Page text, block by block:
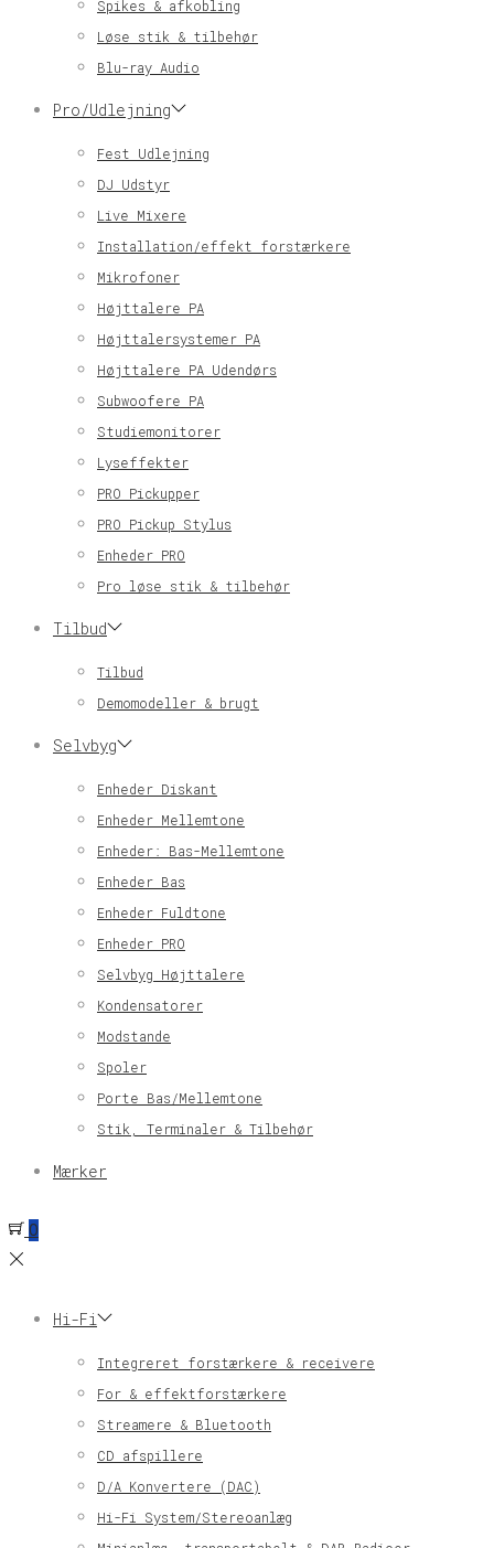
Spikes & afkobling
Løse stik & tilbehør
Blu-ray Audio
Pro/Udlejning
Fest Udlejning
DJ Udstyr
Live Mixere
Installation/effekt forstærkere
Mikrofoner
Højttalere PA
Højttalersystemer PA
Højttalere PA Udendørs
Subwoofere PA
Studiemonitorer
Lyseffekter
PRO Pickupper
PRO Pickup Stylus
Enheder PRO
Pro løse stik & tilbehør
Tilbud
Tilbud
Demomodeller & brugt
Selvbyg
Enheder Diskant
Enheder Mellemtone
Enheder: Bas-Mellemtone
Enheder Bas
Enheder Fuldtone
Enheder PRO
Selvbyg Højttalere
Kondensatorer
Modstande
Spoler
Porte Bas/Mellemtone
Stik, Terminaler & Tilbehør
Mærker
0
Hi-Fi
Integreret forstærkere & receivere
For & effektforstærkere
Streamere & Bluetooth
CD afspillere
D/A Konvertere (DAC)
Hi-Fi System/Stereoanlæg